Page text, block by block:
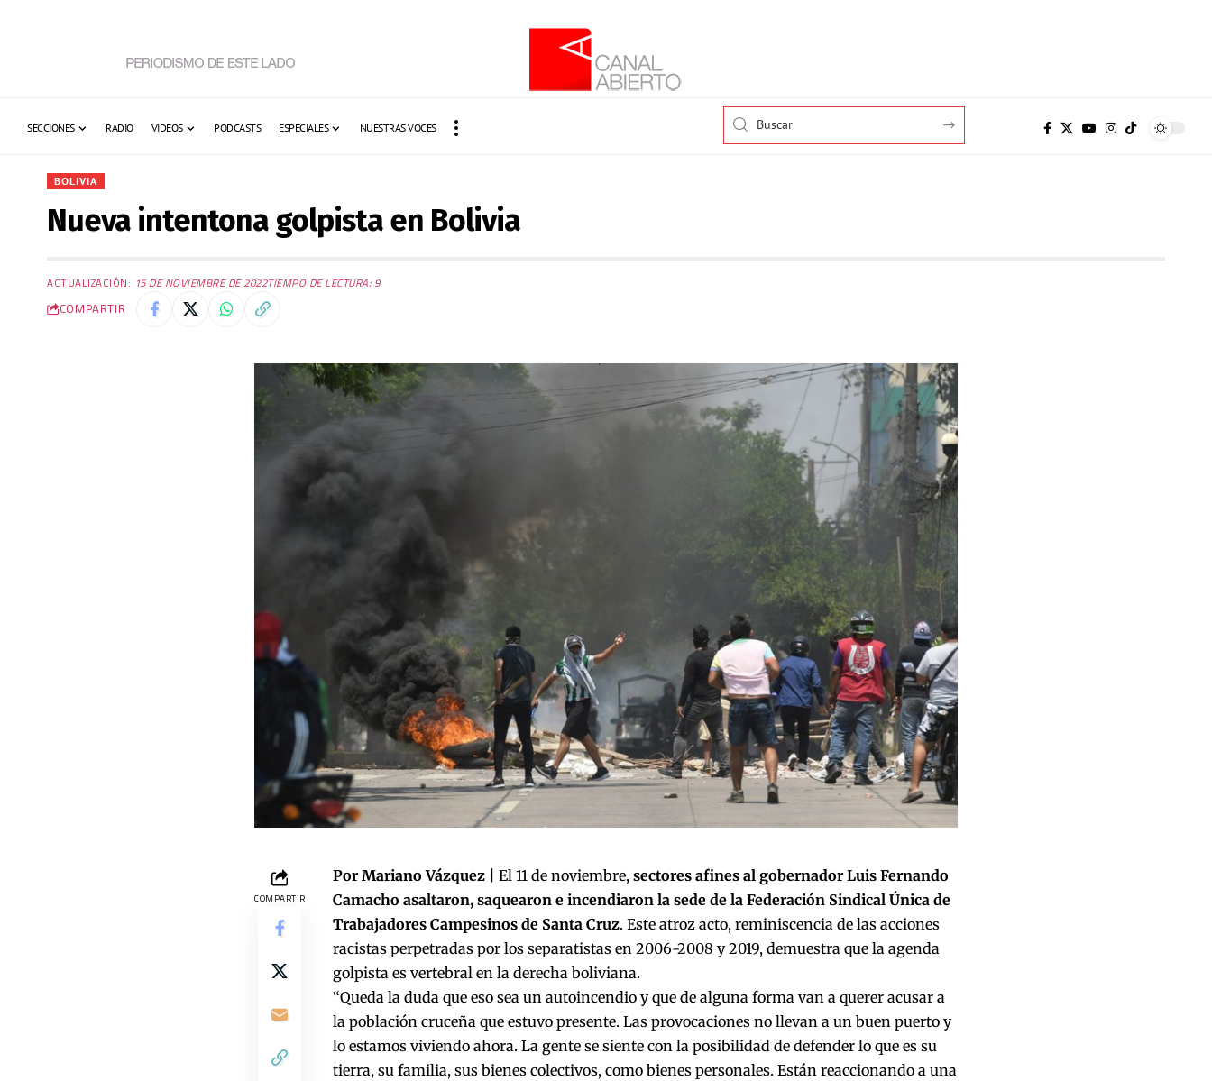
SECCIONES RADIO VIDEOS PODCASTS ESPECIALES NUESTRAS VOCES
BOLIVIA
Nueva intentona golpista en Bolivia
ACTUALIZACIÓN: 15 DE NOVIEMBRE DE 2022TIEMPO DE LECTURA: 9
COMPARTIR
COMPARTIR
Por Mariano Vázquez | El 11 de noviembre,sectores afines al gobernador Luis Fernando
Camacho asaltaron, saquearon e incendiaron la sede de la Federación Sindical Única de
Trabajadores Campesinos de Santa Cruz. Este atroz acto, reminiscencia de las acciones
racistas perpetradas por los separatistas en 2006-2008 y 2019, demuestra que la agenda
golpista es vertebral en la derecha boliviana.
“Queda la duda que eso sea un autoincendio y que de alguna forma van a querer acusar a
la población cruceña que estuvo presente. Las provocaciones no llevan a un buen puerto y
lo estamos viviendo ahora. La gente se siente con la posibilidad de defender lo que es su
tierra, su familia, sus bienes colectivos, como bienes personales. Están reaccionando a una